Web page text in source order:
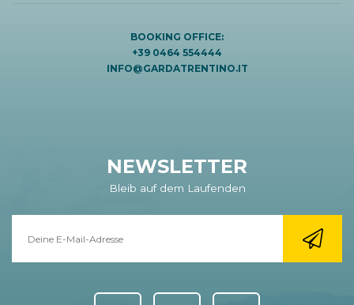
BOOKING OFFICE:
+39 0464 554444
INFO@GARDATRENTINO.IT
NEWSLETTER
Bleib auf dem Laufenden